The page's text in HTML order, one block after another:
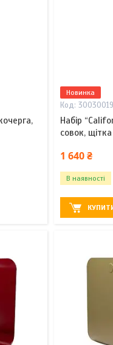
Новинка
30030019
Набір
совок, щітка
1 640 ₴
В наявності